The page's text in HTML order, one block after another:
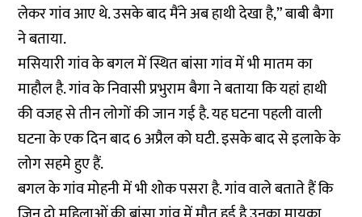
लेकर गांव आए थे. उसके बाद मैंने अब हाथी देखा है,” बाबी बैगा
ने बताया.
मसियारी गांव के बगल में स्थित बांसा गांव में भी मातम का
माहौल है. गांव के निवासी प्रभुराम बैगा ने बताया कि यहां हाथी
की वजह से तीन लोगों की जान गई है. यह घटना पहली वाली
घटना के एक दिन बाद 6 अप्रैल को घटी. इसके बाद से इलाके के
लोग सहमे हुए हैं.
बगल के गांव मोहनी में भी शोक पसरा है. गांव वाले बताते हैं कि